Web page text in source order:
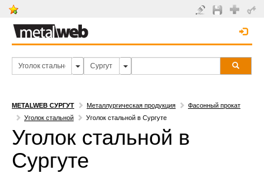
METALWEB СУРГУТ Металлургическая продукция
Фасонный прокат
Уголок стальной
Уголок стальной в Сургуте
Уголок стальной в
Сургуте